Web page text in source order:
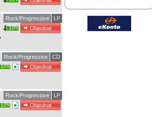
LP
Rock/Progressive
10%
CD
Rock/Progressive
10%
LP
Rock/Progressive
10%